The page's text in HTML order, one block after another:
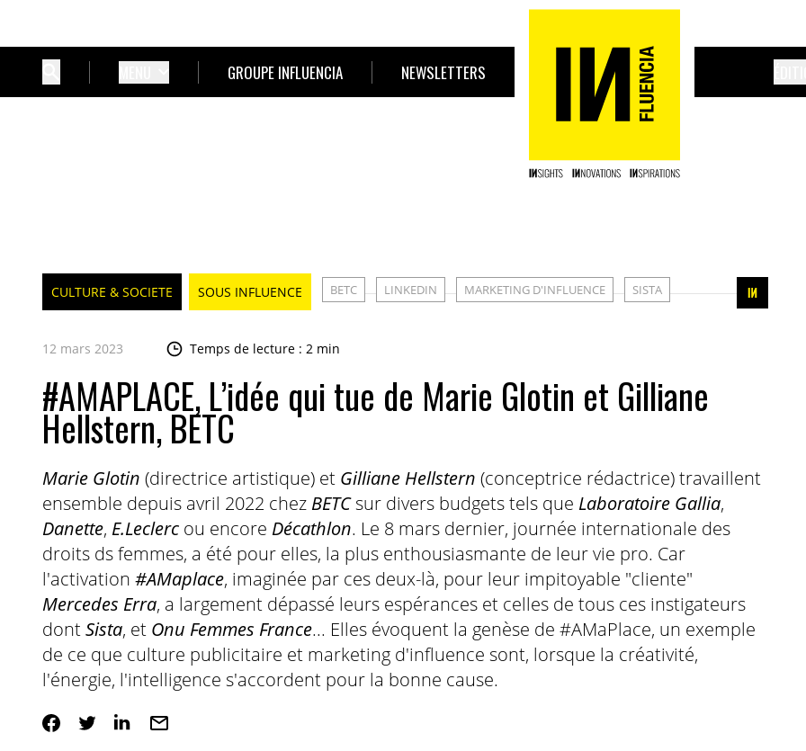
GROUPE INFLUENCIA NEWSLETTERS
CULTURE & SOCIETE SOUS INFLUENCE BETC LINKEDIN MARKETING D'INFLUENCE SISTA
12 mars 2023 Temps de lecture : 2 min
#AMAPLACE, L’idée qui tue de Marie Glotin et Gilliane
Hellstern, BETC
Marie Glotin (directrice artistique) etGilliane Hellstern (conceptrice rédactrice) travaillent
ensemble depuis avril 2022 chez BETCsur divers budgets tels que Laboratoire Gallia,
Danette, E.Leclerc ou encore Décathlon. Le 8 mars dernier, journée internationale des
droits ds femmes, a été pour elles, la plus enthousiasmante de leur vie pro. Car
l'activation #AMaplace, imaginée par ces deux-là, pour leur impitoyable "cliente"
Mercedes Erra, a largement dépassé leurs espérances et celles de tous ces instigateurs
dontSista, et Onu Femmes France... Elles évoquent la genèse de #AMaPlace, un exemple
de ce que culture publicitaire et marketing d'influence sont, lorsque la créativité,
l'énergie, l'intelligence s'accordent pour la bonne cause.